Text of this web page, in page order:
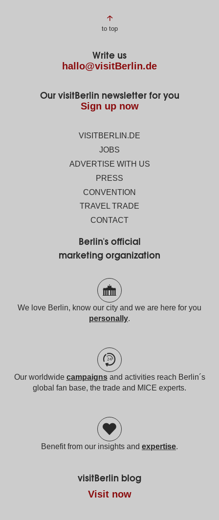
Page
to top
Write us
hallo@visitBerlin.de
Our visitBerlin newsletter for you
Sign up now
VISITBERLIN.DE
JOBS
ADVERTISE WITH US
PRESS
CONVENTION
TRAVEL TRADE
CONTACT
Berlin's official
marketing organization
We love Berlin, know our city and we are here for you
personally.
Our worldwide campaignsand activities reach Berlin´s
global fan base, the trade and MICE experts.
Benefit from our insights and expertise.
visitBerlin blog
Visit now